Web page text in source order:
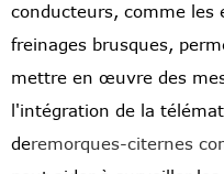
conducteurs, comme les
freinages brusques,
mettre en œuvre des
l'intégration de la
deremorques-citernes